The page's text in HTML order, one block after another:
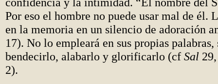
Por eso el hombre no puede usar mal de él.
en la memoria en un silencio de adoración
17). No lo empleará en sus propias palabras,
bendecirlo, alabarlo y glorificarlo (cf Sal
2).